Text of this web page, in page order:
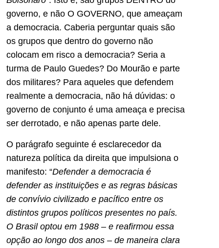
governo, e não O GOVERNO, que ameaçam
a democracia. Caberia perguntar quais são
os grupos que dentro do governo não
colocam em risco a democracia? Seria a
turma de Paulo Guedes? Do Mourão e parte
dos militares? Para aqueles que defendem
realmente a democracia, não há dúvidas: o
governo de conjunto é uma ameaça e precisa
ser derrotado, e não apenas parte dele.
O parágrafo seguinte é esclarecedor da
natureza política da direita que impulsiona o
manifesto: “Defender a democracia é
defender as instituições e as regras básicas
de convívio civilizado e pacífico entre os
distintos grupos políticos presentes no país.
O Brasil optou em 1988 – e reafirmou essa
opção ao longo dos anos – de maneira clara